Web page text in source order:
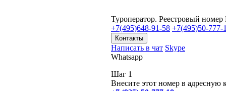
Туроператор. Реестровый
+7(495)648-91-58 +7(495)50-777-
Контакты
Написать в чат Skype
Whatsapp
Шаг 1
Внесите этот номер в адресную